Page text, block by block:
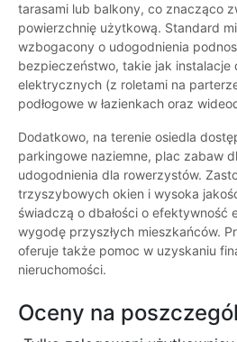
tarasami lub balkony, co znacząco
powierzchnię użytkową. Standard
wzbogacony o udogodnienia
bezpieczeństwo, takie jak instalacje
elektrycznych (z roletami na
podłogowe w łazienkach oraz
Dodatkowo, na terenie osiedla
parkingowe naziemne, plac zabaw
udogodnienia dla rowerzystów.
trzyszybowych okien i wysoka
świadczą o dbałości o efektywność
wygodę przyszłych mieszkańców.
oferuje także pomoc w uzyskaniu
nieruchomości.
Oceny na